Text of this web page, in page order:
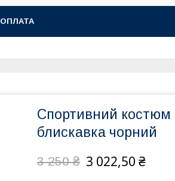
Спортивний костюм
блискавка чорний
3 250 ₴ 3 022,50 ₴